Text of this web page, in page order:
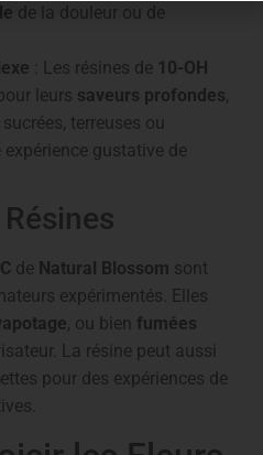
de la douleur ou de
: Les résines de 10-OH
leurs saveurs profondes,
terreuses ou
gustative de
de Natural Blossom sont
expérimentés. Elles
, ou bien fumées
La résine peut aussi
pour des expériences de